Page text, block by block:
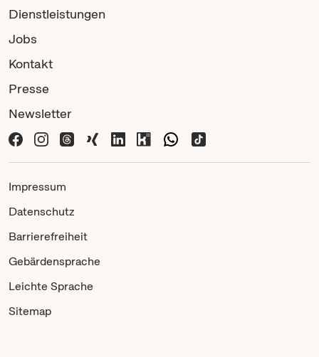
Dienstleistungen
Jobs
Kontakt
Presse
Newsletter
Impressum
Datenschutz
Barrierefreiheit
Gebärdensprache
Leichte Sprache
Sitemap